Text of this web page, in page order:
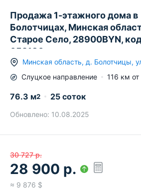
Продажа 1-этажного дома в
Болотчицах, Минская
Старое Село, 28900BYN,
652186
Минская область, д. Болотчицы,
Слуцкое направление 116 км
76.3 м2 25 соток
Обновлено: 10.08.2025
30 727 р.
28 900 р.
≈ 9 876 $